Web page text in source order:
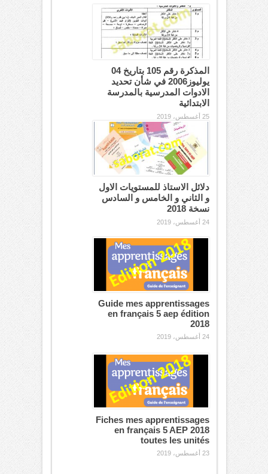
المذكرة رقم 105 بتاريخ 04
يوليوز2006 في شأن تحديد
الادوات المدرسية بالمدرسة
الابتدائية
25 أغسطس، 2019
دلائل الاستاذ للمستويات الاول
و الثاني و الخامس و السادس
نسخة 2018
24 أغسطس، 2019
Guide mes apprentissages
en français 5 aep édition
2018
24 أغسطس، 2019
Fiches mes apprentissages
en français 5 AEP 2018
toutes les unités
23 أغسطس، 2019